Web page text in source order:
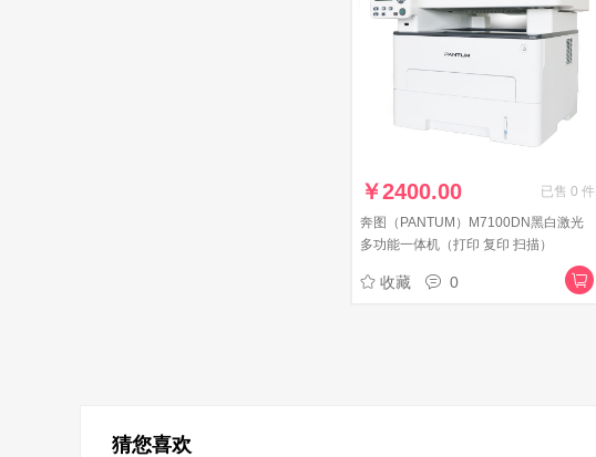
￥2400.00 已售 0 件
奔图（PANTUM）M7100DN黑白激光
多功能一体机（打印 复印 扫描）
收藏 0
猜您喜欢